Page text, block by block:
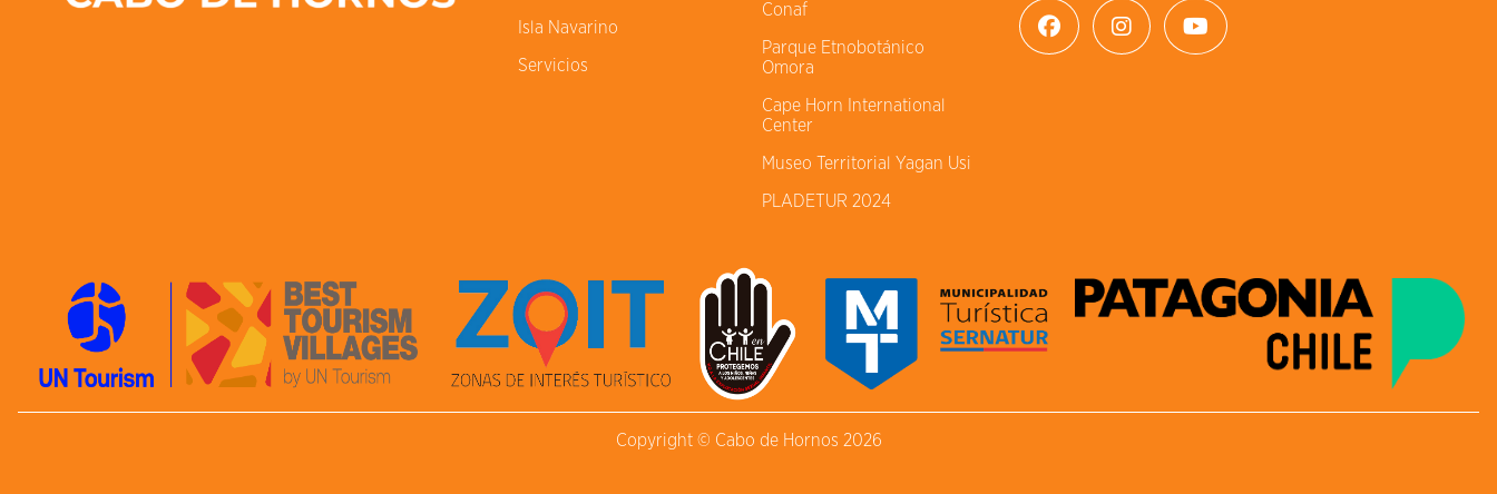
Isla Navarino
Servicios
Conaf
Parque Etnobotánico
Omora
Cape Horn International
Center
Museo Territorial Yagan Usi
PLADETUR 2024
Copyright © Cabo de Hornos 2026